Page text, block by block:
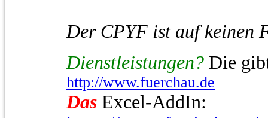
Der CPYF ist auf keinen
Dienstleistungen? Die
http://www.fuerchau.de
Das Excel-AddIn: